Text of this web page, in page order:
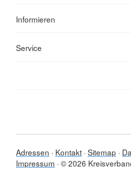
Informieren
Service
Adressen Kontakt Sitemap
Impressum © 2026